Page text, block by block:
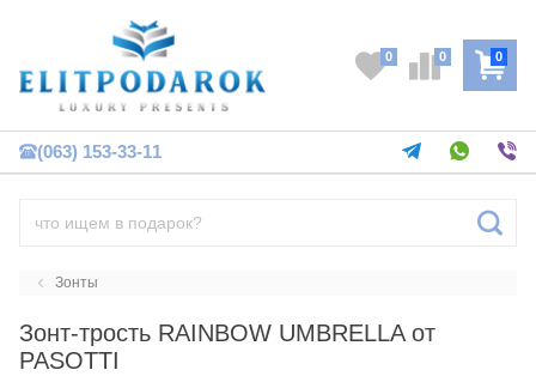
0
0 0
(063) 153-33-11
Зонты
Зонт-трость RAINBOW UMBRELLA от
PASOTTI